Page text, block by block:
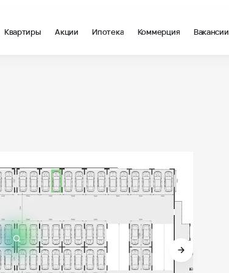
Квартиры Акции Ипотека Коммерция Вакансии